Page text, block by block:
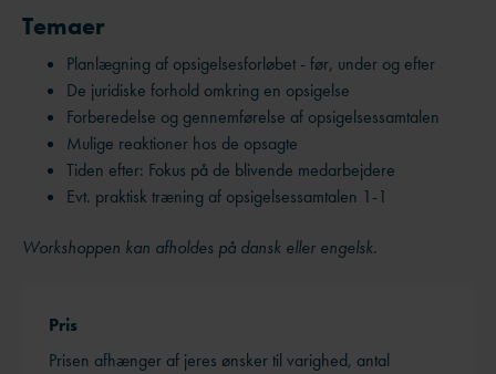
Temaer
Planlægning af opsigelsesforløbet - før, under og efter
De juridiske forhold omkring en opsigelse
Forberedelse og gennemførelse af opsigelsessamtalen
Mulige reaktioner hos de opsagte
Tiden efter: Fokus på de blivende medarbejdere
Evt. praktisk træning af opsigelsessamtalen 1-1
Workshoppen kan afholdes på dansk eller engelsk.
Pris
Prisen afhænger af jeres ønsker til varighed, antal